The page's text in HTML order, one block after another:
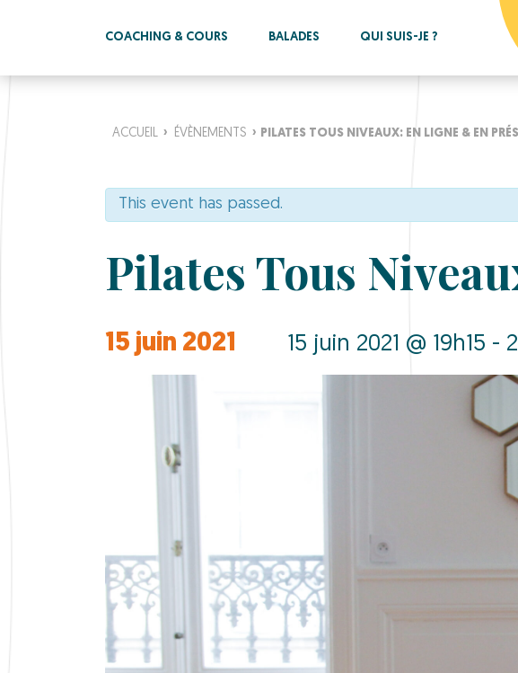
COACHING & COURS BALADES QUI SUIS-JE ?
ACCUEIL › ÉVÈNEMENTS › PILATES TOUS NIVEAUX: EN LIGNE & EN
This event has passed.
Pilates Tous
15 juin 2021 15 juin 2021 @ 19h15 -